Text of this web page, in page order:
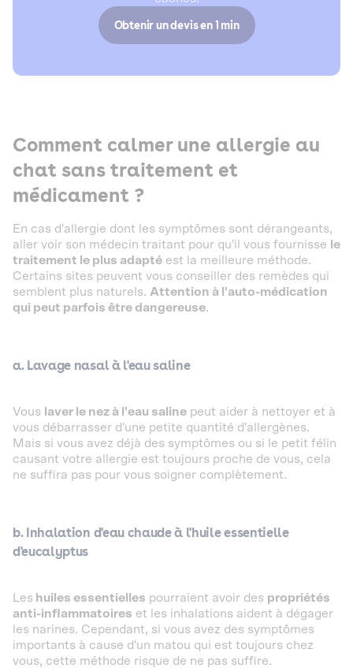
Obtenir un devis en 1 min
Comment calmer une allergie au
chat sans traitement et
médicament ?
En cas d'allergie dont les symptômes sont dérangeants,
aller voir son médecin traitant pour qu'il vous fournisse le
traitement le plus adapté est la meilleure méthode.
Certains sites peuvent vous conseiller des remèdes qui
semblent plus naturels. Attention à l'auto-médication
qui peut parfois être dangereuse.
a. Lavage nasal à l'eau saline
Vous laver le nez à l'eau saline peut aider à nettoyer et à
vous débarrasser d'une petite quantité d'allergènes.
Mais si vous avez déjà des symptômes ou si le petit félin
causant votre allergie est toujours proche de vous, cela
ne suffira pas pour vous soigner complètement.
b. Inhalation d'eau chaude à l'huile essentielle
d'eucalyptus
Les huiles essentielles pourraient avoir des propriétés
anti-inflammatoires et les inhalations aident à dégager
les narines. Cependant, si vous avez des symptômes
importants à cause d'un matou qui est toujours chez
vous, cette méthode risque de ne pas suffire.